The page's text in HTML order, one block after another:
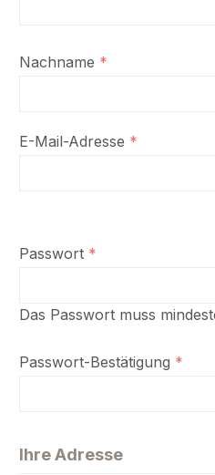
Nachname *
E-Mail-Adresse *
Passwort *
Das Passwort muss
Passwort-Bestätigung *
Ihre Adresse